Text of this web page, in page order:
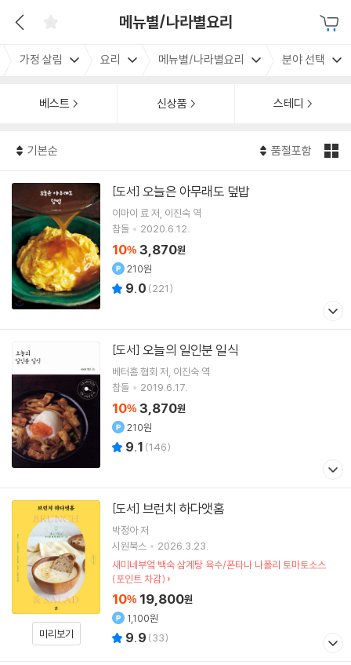
메뉴별/나라별요리
가정 살림 요리 메뉴별/나라별요리 분야 선택
베스트 신상품 스테디
기본순 품절포함
[도서] 오늘은 아무래도 덮밥
이마이 료 저 이진숙 역
참돌
2020.6.12.
10% 3,870원
210원
9.0 (221)
[도서] 오늘의 일인분 일식
베터홈 협회 저 이진숙 역
참돌
2019.6.17.
10% 3,870원
210원
9.1 (146)
미리보기
[도서] 브런치 하다앳홈
박정아저
시원북스
2026.3.23.
새미네부엌 백숙 삼계탕 육수/폰타나 나폴리 토마토소스
(포인트 차감)
10% 19,800원
1,100원
9.9 (33)